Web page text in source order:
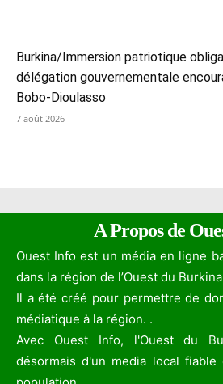
Burkina/Immersion patriotique
délégation gouvernementale
Bobo-Dioulasso
7 août 2026
A Propos de
Ouest Info est un média en ligne
dans la région de l’Ouest du
Il a été créé pour permettre de
médiatique à la région. .
Avec Ouest Info, l'Ouest du
désormais d'un media local